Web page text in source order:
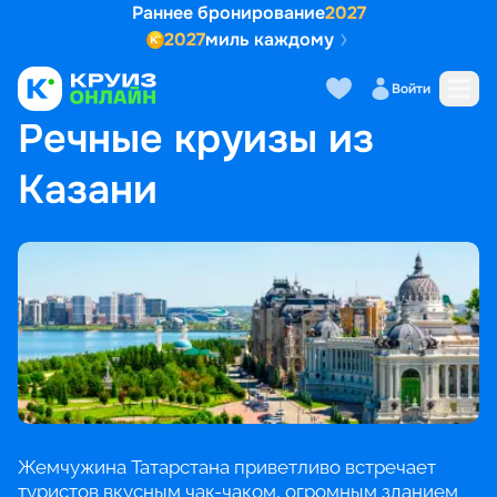
Раннее бронирование2027
2027миль каждому
Войти
ГЛАВНАЯ • ПОПУЛЯРНЫЕ НАПРАВЛЕНИЯ РЕЧНЫЕ КРУИЗЫ ИЗ КАЗАНИ
Речные круизы из
Казани
Жемчужина Татарстана приветливо встречает
туристов вкусным чак-чаком, огромным зданием